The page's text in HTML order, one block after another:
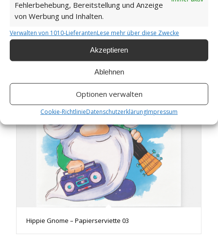
Fehlerbehebung, Bereitstellung und Anzeige
von Werbung und Inhalten.
Verwalten von 1010-LieferantenLese mehr über diese Zwecke
Akzeptieren
Ablehnen
Optionen verwalten
Cookie-RichtlinieDatenschutzerklärungImpressum
Hippie Gnome – Papierserviette 04
Hippie Gnome – Papierserviette 03